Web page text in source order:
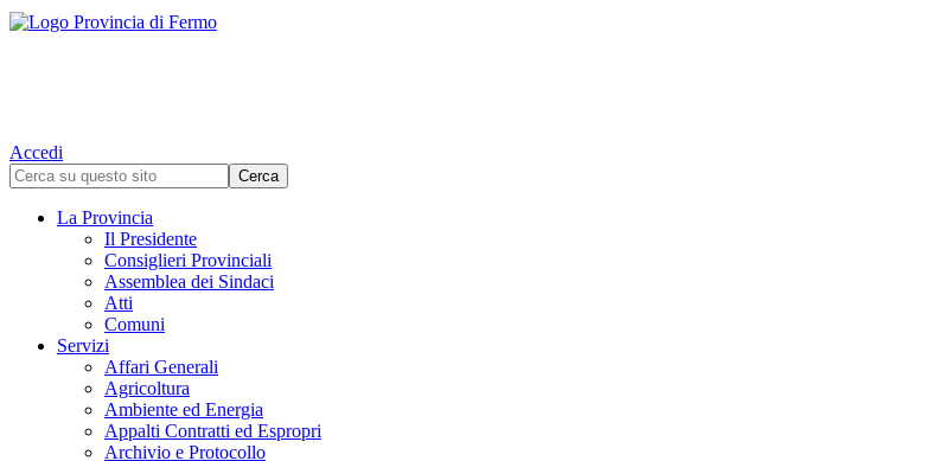
Accedi
La Provincia
Il Presidente
Consiglieri Provinciali
Assemblea dei Sindaci
Atti
Comuni
Servizi
Affari Generali
Agricoltura
Ambiente ed Energia
Appalti Contratti ed Espropri
Archivio e Protocollo